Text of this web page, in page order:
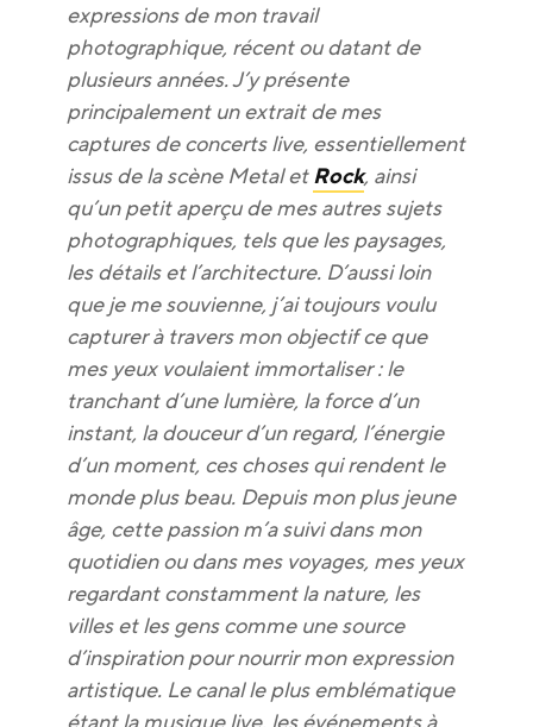
expressions de mon travail
photographique, récent ou datant de
plusieurs années. J’y présente
principalement un extrait de mes
captures de concerts live, essentiellement
issus de la scène Metal etRock, ainsi
qu’un petit aperçu de mes autres sujets
photographiques, tels que les paysages,
les détails et l’architecture. D’aussi loin
que je me souvienne, j’ai toujours voulu
capturer à travers mon objectif ce que
mes yeux voulaient immortaliser : le
tranchant d’une lumière, la force d’un
instant, la douceur d’un regard, l’énergie
d’un moment, ces choses qui rendent le
monde plus beau. Depuis mon plus jeune
âge, cette passion m’a suivi dans mon
quotidien ou dans mes voyages, mes yeux
regardant constamment la nature, les
villes et les gens comme une source
d’inspiration pour nourrir mon expression
artistique. Le canal le plus emblématique